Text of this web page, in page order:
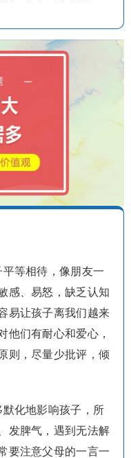
等相待，像朋友一
感、易怒，缺乏认知
易让孩子离我们越来
他们有耐心和爱心，
则，尽量少批评，倾
化地影响孩子，所
发脾气，遇到无法解
要注意父母的一言一